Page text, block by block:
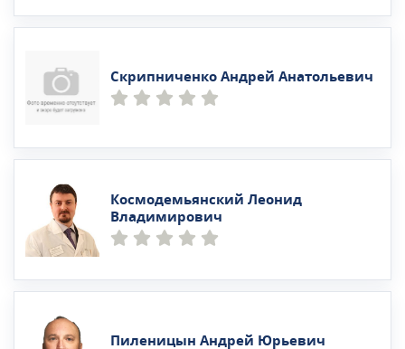
Скрипниченко Андрей Анатольевич
Космодемьянский Леонид
Владимирович
Пиленицын Андрей Юрьевич